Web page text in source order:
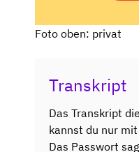
Foto oben: privat
Transkript
Das Transkript
kannst du nur
Das Passwort